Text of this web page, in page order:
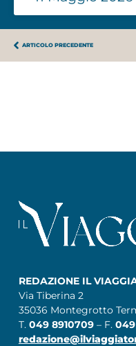
ARTICOLO PRECEDENTE
REDAZIONE IL
Via Tiberina 2
35036 Montegrotto
T. 049 8910709 – F. 049